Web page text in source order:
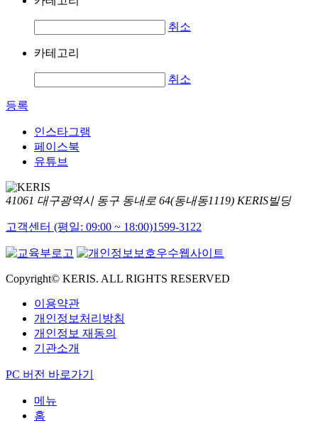
취소
카테고리
취소
등록
인스타그램
페이스북
유튜브
41061 대구광역시 동구 동내로 64(동내동1119) KERIS빌딩
고객센터 (평일: 09:00 ~ 18:00)1599-3122
Copyright© KERIS. ALL RIGHTS RESERVED
이용약관
개인정보처리방침
개인정보 재동의
기관소개
PC 버전 바로가기
메뉴
홈